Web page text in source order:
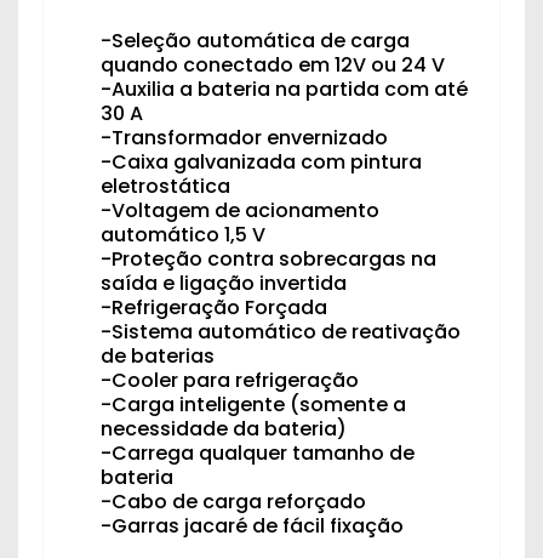
-Seleção automática de carga
quando conectado em 12V ou 24 V
-Auxilia a bateria na partida com até
30 A
-Transformador envernizado
-Caixa galvanizada com pintura
eletrostática
-Voltagem de acionamento
automático 1,5 V
-Proteção contra sobrecargas na
saída e ligação invertida
-Refrigeração Forçada
-Sistema automático de reativação
de baterias
-Cooler para refrigeração
-Carga inteligente (somente a
necessidade da bateria)
-Carrega qualquer tamanho de
bateria
-Cabo de carga reforçado
-Garras jacaré de fácil fixação